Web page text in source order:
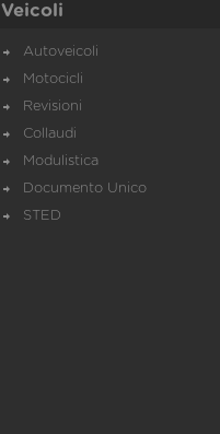
Veicoli
Autoveicoli
Motocicli
Revisioni
Collaudi
Modulistica
Documento Unico
STED